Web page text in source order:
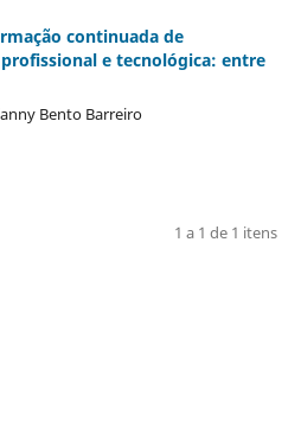
continuada de
e tecnológica: entre
Bento Barreiro
1 a 1 de 1 itens